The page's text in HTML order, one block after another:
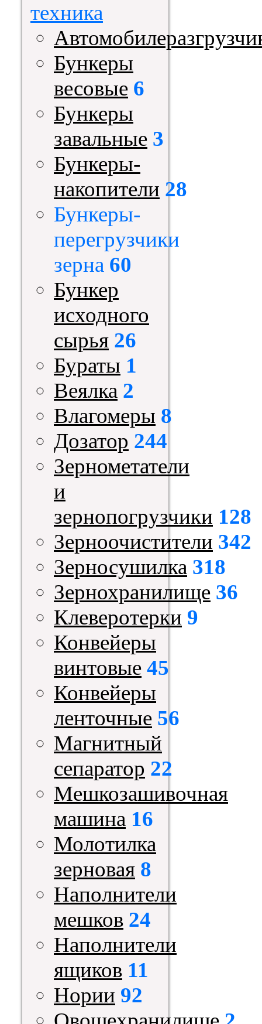
техника
Бункеры
весовые 6
Бункеры
завальные 3
Бункеры-
накопители 28
Бункеры-
перегрузчики
зерна 60
Бункер
исходного
сырья 26
Бураты 1
Веялка 2
Влагомеры 8
Дозатор 244
Зернометатели
и
зернопогрузчики 128
Зерноочистители 342
Зерносушилка 318
Зернохранилище 36
Клеверотерки 9
Конвейеры
винтовые 45
Конвейеры
ленточные 56
Магнитный
сепаратор 22
Мешкозашивочная
машина 16
Молотилка
зерновая 8
Наполнители
мешков 24
Наполнители
ящиков 11
Нории 92